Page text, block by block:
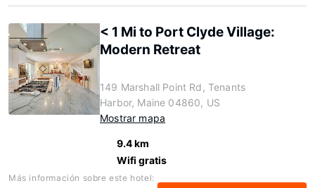
< 1 Mi to Port Clyde Village:
Modern Retreat
149 Marshall Point Rd, Tenants
Harbor, Maine 04860, US
Mostrar mapa
9.4 km
Wifi gratis
Más información sobre este hotel: